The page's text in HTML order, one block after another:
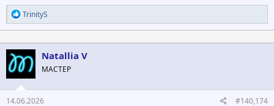
Р
е
а
к
ц
и
и
:
TrinityS
Natallia V
МАСТЕР
14.06.2026 #140,174